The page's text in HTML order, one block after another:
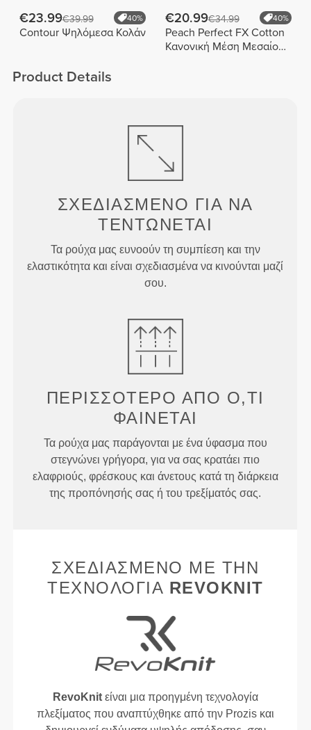
€23.99€39.99 40%
Contour Ψηλόμεσα Κολάν
€20.99€34.99 40%
Peach Perfect FX Cotton
Κανονική Μέση Μεσαίου
Product Details
ΣΧΕΔΙΑΣΜΈΝΟ ΓΙΑ ΝΑ
ΤΕΝΤΏΝΕΤΑΙ
Τα ρούχα μας ευνοούν τη συμπίεση και την
ελαστικότητα και είναι σχεδιασμένα να κινούνται μαζί
σου.
ΠΕΡΙΣΣΌΤΕΡΟ ΑΠΌ Ό,ΤΙ
ΦΑΊΝΕΤΑΙ
Τα ρούχα μας παράγονται με ένα ύφασμα που
στεγνώνει γρήγορα, για να σας κρατάει πιο
ελαφριούς, φρέσκους και άνετους κατά τη διάρκεια
της προπόνησής σας ή του τρεξίματός σας.
ΣΧΕΔΙΑΣΜΈΝΟ ΜΕ ΤΗΝ
ΤΕΧΝΟΛΟΓΊΑ REVOKNIT
RevoKnitείναι μια προηγμένη τεχνολογία
πλεξίματος που αναπτύχθηκε από την Prozis και